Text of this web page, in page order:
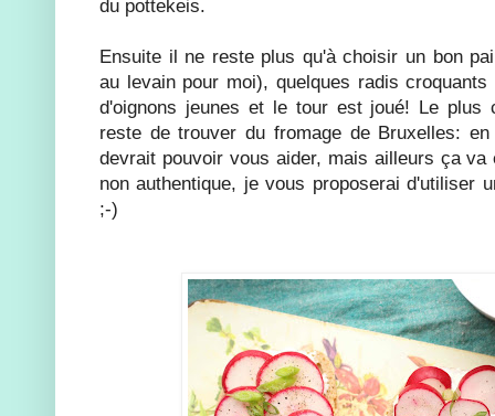
du pottekeis.
Ensuite il ne reste plus qu'à choisir un bon
au levain pour moi), quelques radis
d'oignons jeunes et le tour est joué! Le plus
reste de trouver du fromage de Bruxelles:
devrait pouvoir vous aider, mais ailleurs ça
non authentique, je vous proposerai d'utiliser
;-)